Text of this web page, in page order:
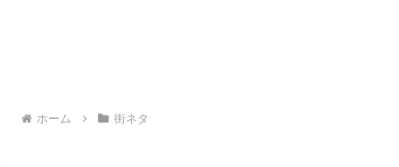
ホーム 街ネタ